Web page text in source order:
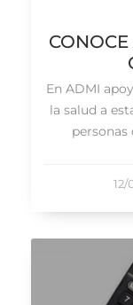
En ADMI
la salud a
personas
12/